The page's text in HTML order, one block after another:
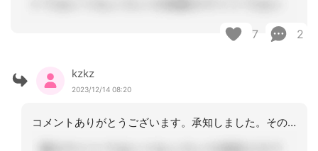
7 2
kzkz
2023/12/14 08:20
コメントありがとうございます。承知しました。その方が丁寧で良いですよね。ご助言あ